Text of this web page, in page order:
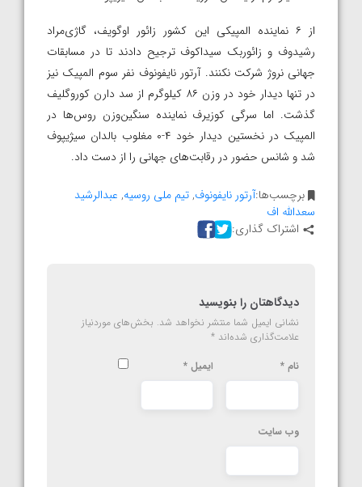
از ۶ نماینده المپیکی این کشور زائور اوگویف، گاژی‌مراد
رشیدوف و زائوربک سیداکوف ترجیح دادند تا در مسابقات
جهانی نروژ شرکت نکنند. آرتور نایفونوف نفر سوم المپیک نیز
در تنها دیدار خود در وزن ۸۶ کیلوگرم از سد دارن کوروگلیف
گذشت. اما سرگی کوزیرف نماینده سنگین‌وزن روس‌ها در
المپیک در نخستین دیدار خود ۴-۰ مغلوب بالدان سیژیپوف
شد و شانس حضور در رقابت‌های جهانی را از دست داد.
برچسب‌ها:آرتور نایفونوف,تیم ملی روسیه, عبدالرشید
سعدالله اف
اشتراک گذاری:
دیدگاهتان را بنویسید
نشانی ایمیل شما منتشر نخواهد شد. بخش‌های موردنیاز
علامت‌گذاری شده‌اند *
نام * ایمیل *
وب‌ سایت